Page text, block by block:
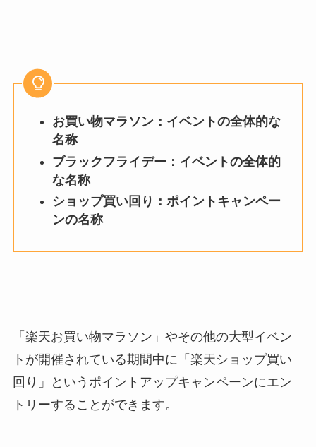
お買い物マラソン：イベントの全体的な
名称
ブラックフライデー：イベントの全体的
な名称
ショップ買い回り：ポイントキャンペー
ンの名称
「楽天お買い物マラソン」やその他の大型イベン
トが開催されている期間中に「楽天ショップ買い
回り」というポイントアップキャンペーンにエン
トリーすることができます。